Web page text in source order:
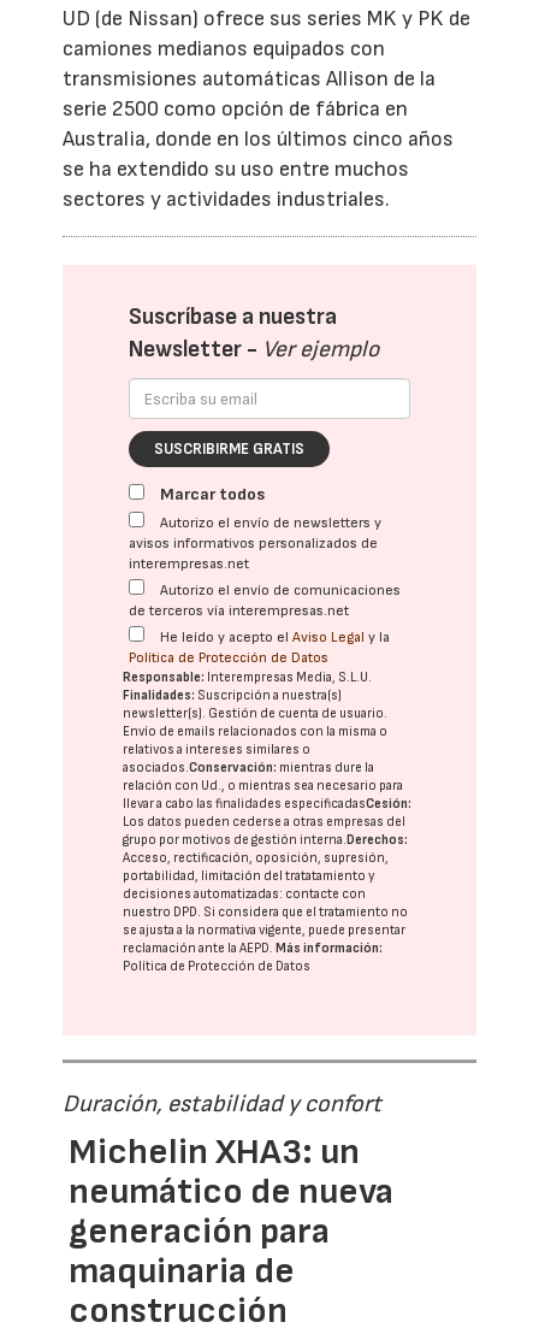
UD (de Nissan) ofrece sus series MK y PK de
camiones medianos equipados con
transmisiones automáticas Allison de la
serie 2500 como opción de fábrica en
Australia, donde en los últimos cinco años
se ha extendido su uso entre muchos
sectores y actividades industriales.
Suscríbase a nuestra
Newsletter - Ver ejemplo
SUSCRIBIRME GRATIS
Marcar todos
Autorizo el envío de newsletters y
avisos informativos personalizados de
interempresas.net
Autorizo el envío de comunicaciones
de terceros vía interempresas.net
He leído y acepto elAviso Legal y la
Política de Protección de Datos
Responsable: Interempresas Media, S.L.U.
Finalidades: Suscripción a nuestra(s)
newsletter(s). Gestión de cuenta de usuario.
Envío de emails relacionados con la misma o
relativos a intereses similares o
asociados.Conservación: mientras dure la
relación con Ud., o mientras sea necesario para
llevar a cabo las finalidades especificadasCesión:
Los datos pueden cederse a otras empresas del
grupo por motivos de gestión interna. Derechos:
Acceso, rectificación, oposición, supresión,
portabilidad, limitación del tratatamiento y
decisiones automatizadas: contacte con
nuestro DPD. Si considera que el tratamiento no
se ajusta a la normativa vigente, puede presentar
reclamación ante laAEPD. Más información:
Política de Protección de Datos
Duración, estabilidad y confort
Michelin XHA3: un
neumático de nueva
generación para
maquinaria de
construcción